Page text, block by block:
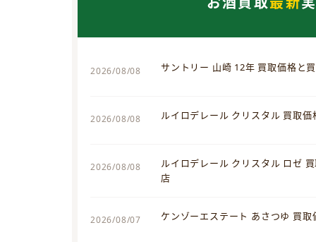
2026/08/08 サントリー 山崎 12年 買取価格と
2026/08/08 ルイロデレール クリスタル 買取
2026/08/08
ルイロデレール クリスタル ロゼ
店
2026/08/07 ケンゾーエステート あさつゆ 買